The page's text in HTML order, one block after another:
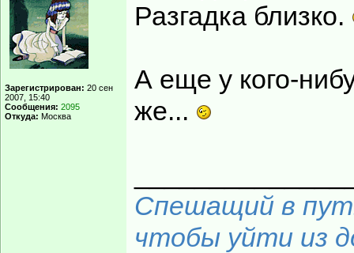
Зарегистрирован: 20 сен
2007, 15:40
Сообщения: 2095
Откуда: Москва
Разгадка близко.
А еще у кого-
же...
Спешащий в
чтобы уйти из